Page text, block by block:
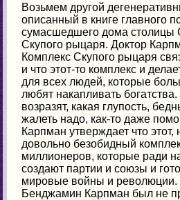
Возьмем другой
описанный в книге главного
сумасшедшего дома
Скупого рыцаря. Доктор
Комплекс Скупого рыцаря
и что этот-то комплекс и
для всех людей, которые
любят накапливать
возразят, какая глупость,
жалеть надо, как-то даже
Карпман утверждает что этот,
довольно безобидный
миллионеров, которые ради
создают партии и союзы и
мировые войны и революции.
Бенджамин Карпман был не